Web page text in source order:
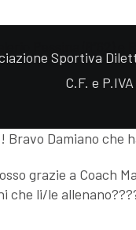
Sportiva
C.F. e
Damiano che
grazie a Coach
che li/le